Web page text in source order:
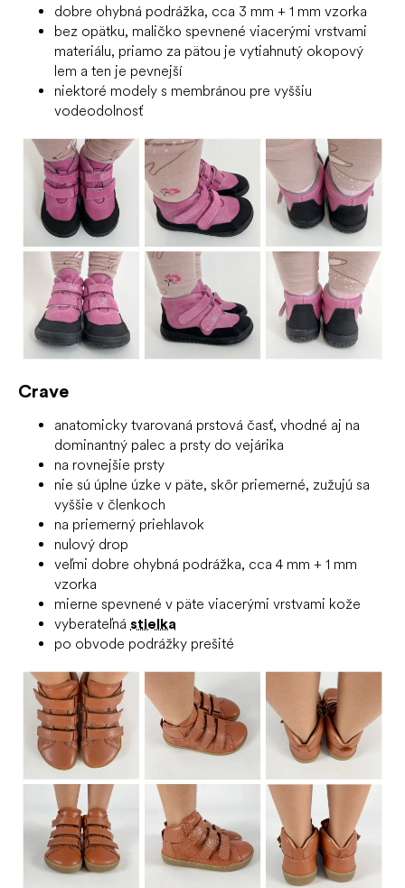
dobre ohybná podrážka, cca 3 mm + 1 mm vzorka
bez opätku, maličko spevnené viacerými vrstvami
materiálu, priamo za pätou je vytiahnutý okopový
lem a ten je pevnejší
niektoré modely s membránou pre vyššiu
vodeodolnosť
Crave
anatomicky tvarovaná prstová časť, vhodné aj na
dominantný palec a prsty do vejárika
na rovnejšie prsty
nie sú úplne úzke v päte, skôr priemerné, zužujú sa
vyššie v členkoch
na priemerný priehlavok
nulový drop
veľmi dobre ohybná podrážka, cca 4 mm + 1 mm
vzorka
mierne spevnené v päte viacerými vrstvami kože
vyberateľná stielka
po obvode podrážky prešité